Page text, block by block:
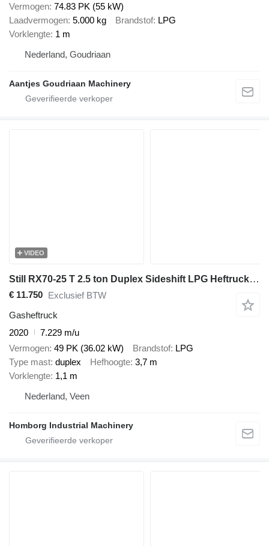
Vermogen 74.83 PK (55 kW)
Laadvermogen 5.000 kg Brandstof LPG
Vorklengte 1 m
Nederland, Goudriaan
Aantjes Goudriaan Machinery
VIDEO
Still RX70-25 T 2.5 ton Duplex Sideshift LPG Heftruck 2020
€ 11.750 Exclusief BTW
Gasheftruck
2020
7.229 m/u
Vermogen 49 PK (36.02 kW) Brandstof LPG
Type mast duplex Hefhoogte 3,7 m
Vorklengte 1,1 m
Nederland, Veen
Homborg Industrial Machinery